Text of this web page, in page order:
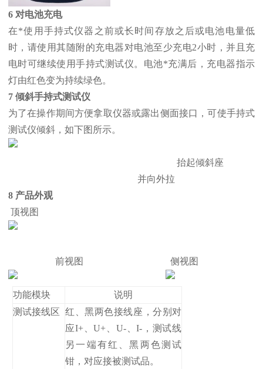
6 对电池充电
在*使用手持式仪器之前或长时间存放之后或电池电量低
时，请使用其随附的充电器对电池至少充电2小时，并且充
电时可继续使用手持式测试仪。电池*充满后，充电器指示
灯由红色变为持续绿色。
7 倾斜手持式测试仪
为了在操作期间方便拿取仪器或露出侧面接口，可使手持式
测试仪倾斜，如下图所示。
抬起倾斜座
并向外拉
8 产品外观
顶视图
前视图 侧视图
功能模块
说明
测试接线区 红、黑两色接线座，分别对
应I+、U+、U-、I-，测试线
另一端有红、黑两色测试
钳，对应接被测试品。